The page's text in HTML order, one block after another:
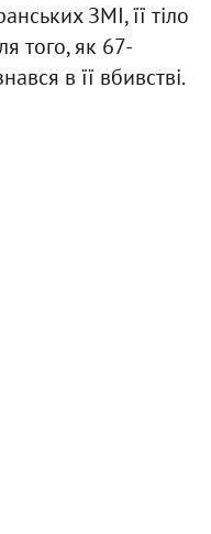
ЗМІ, її тіло
того, як 67-
в її вбивстві.